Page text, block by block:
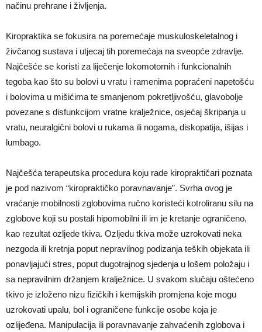
načinu prehrane i življenja.
Kiropraktika se fokusira na poremećaje muskuloskeletalnog i
živčanog sustava i utjecaj tih poremećaja na sveopće zdravlje.
Najčešće se koristi za liječenje lokomotornih i funkcionalnih
tegoba kao što su bolovi u vratu i ramenima popraćeni napetošću
i bolovima u mišićima te smanjenom pokretljivošću, glavobolje
povezane s disfunkcijom vratne kralježnice, osjećaj škripanja u
vratu, neuralgični bolovi u rukama ili nogama, diskopatija, išijas i
lumbago.
Najčešća terapeutska procedura koju rade kiropraktičari poznata
je pod nazivom “kiropraktičko poravnavanje”. Svrha ovog je
vraćanje mobilnosti zglobovima ručno koristeći kotroliranu silu na
zglobove koji su postali hipomobilni ili im je kretanje ograničeno,
kao rezultat ozljede tkiva. Ozljedu tkiva može uzrokovati neka
nezgoda ili kretnja poput nepravilnog podizanja teških objekata ili
ponavljajući stres, poput dugotrajnog sjedenja u lošem položaju i
sa nepravilnim držanjem kralježnice. U svakom slučaju oštećeno
tkivo je izloženo nizu fizičkih i kemijskih promjena koje mogu
uzrokovati upalu, bol i ograničene funkcije osobe koja je
ozlijeđena. Manipulacija ili poravnavanje zahvaćenih zglobova i